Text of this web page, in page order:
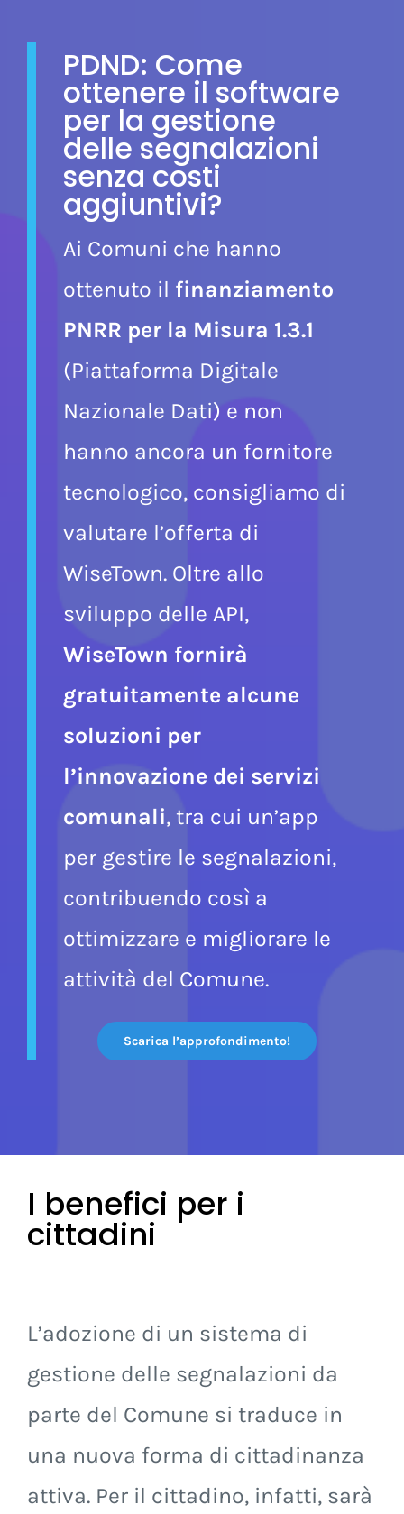
PDND: Come
ottenere il software
per la gestione
delle segnalazioni
senza costi
aggiuntivi?
Ai Comuni che hanno
ottenuto ilfinanziamento
PNRR per la Misura 1.3.1
(Piattaforma Digitale
Nazionale Dati) e non
hanno ancora un fornitore
tecnologico, consigliamo di
valutare l’offerta di
WiseTown. Oltre allo
sviluppo delle API,
WiseTown fornirà
gratuitamente alcune
soluzioni per
l’innovazione dei servizi
comunali, tra cui un’app
per gestire le segnalazioni,
contribuendo così a
ottimizzare e migliorare le
attività del Comune.
I benefici per i
L’adozione di un sistema di
gestione delle segnalazioni da
parte del Comune si traduce in
una nuova forma di cittadinanza